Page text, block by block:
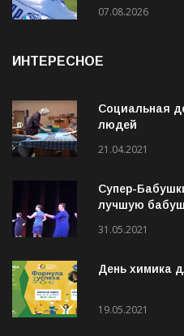
В Волховском
Социальная
21.04.2021
Супер-
31.05.2021
День химика